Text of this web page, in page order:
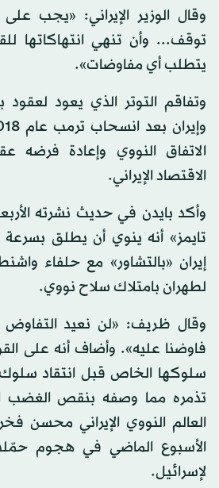
وقال الوزير الإيراني: «يجب على
توقف... وأن تنهي انتهاكاتها
يتطلب أي مفاوضات».
وتفاقم التوتر الذي يعود لعقود
الاتفاق النووي وإعادة
الاقتصاد الإيراني.
وأكد بايدن في حديث نشرته
تايمز» أنه ينوي أن يطلق
إيران «بالتشاور» مع حلفاء
لطهران بامتلاك سلاح نووي.
وقال ظريف: «لن نعيد
فاوضنا عليه». وأضاف أنه على
سلوكها الخاص قبل انتقاد
تذمره مما وصفه بنقص الغضب
العالم النووي الإيراني محسن
الأسبوع الماضي في هجوم
لإسرائيل.